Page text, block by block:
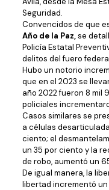
Seguridad.
Convencidos de que
Año de la Paz,se
Policía Estatal
delitos del fuero
Hubo un notorio
que en el 2023 se
año 2022 fueron 8 mil
policiales
Casos similares se
a células
ciento; el
un 35 por ciento y la
de robo, aumentó un
De igual manera, la
libertad incrementó